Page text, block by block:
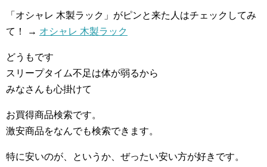
「オシャレ 木製ラック」がピンと来た人はチェックしてみ
て！ → オシャレ 木製ラック
どうもです
スリープタイム不足は体が弱るから
みなさんも心掛けて
お買得商品検索です。
激安商品をなんでも検索できます。
特に安いのが、というか、ぜったい安い方が好きです。